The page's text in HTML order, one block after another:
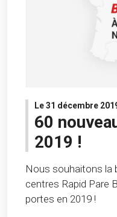
Le 31 décembre
60
2019 !
Nous souhaitons la
centres Rapid Pare
portes en 2019 !